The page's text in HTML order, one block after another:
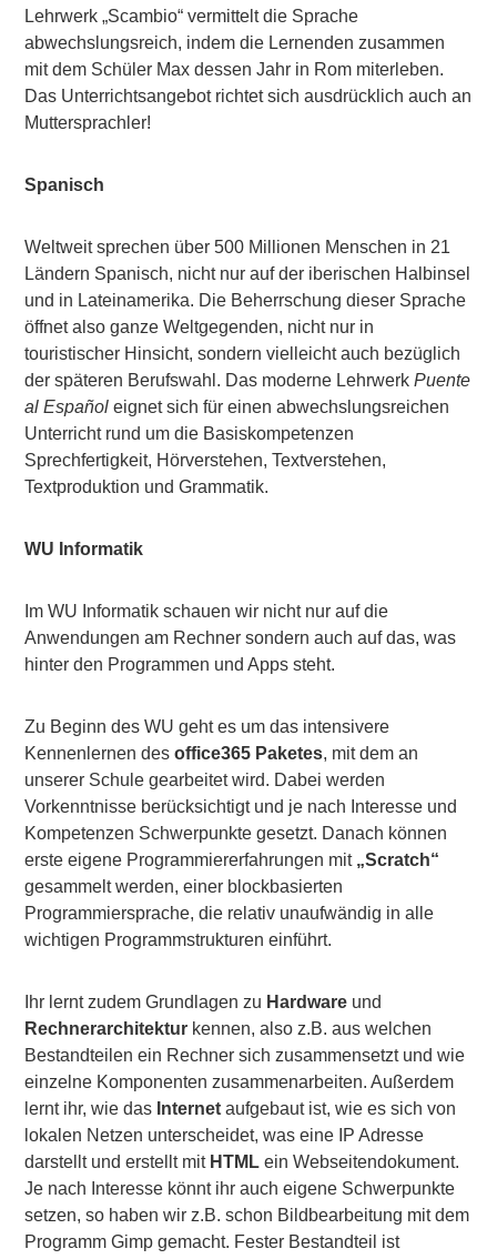
Lehrwerk „Scambio“ vermittelt die Sprache
abwechslungsreich, indem die Lernenden zusammen
mit dem Schüler Max dessen Jahr in Rom miterleben.
Das Unterrichtsangebot richtet sich ausdrücklich auch an
Muttersprachler!
Spanisch
Weltweit sprechen über 500 Millionen Menschen in 21
Ländern Spanisch, nicht nur auf der iberischen Halbinsel
und in Lateinamerika. Die Beherrschung dieser Sprache
öffnet also ganze Weltgegenden, nicht nur in
touristischer Hinsicht, sondern vielleicht auch bezüglich
der späteren Berufswahl. Das moderne LehrwerkPuente
al Español eignet sich für einen abwechslungsreichen
Unterricht rund um die Basiskompetenzen
Sprechfertigkeit, Hörverstehen, Textverstehen,
Textproduktion und Grammatik.
WU Informatik
Im WU Informatik schauen wir nicht nur auf die
Anwendungen am Rechner sondern auch auf das, was
hinter den Programmen und Apps steht.
Zu Beginn des WU geht es um das intensivere
Kennenlernen desoffice365 Paketes, mit dem an
unserer Schule gearbeitet wird. Dabei werden
Vorkenntnisse berücksichtigt und je nach Interesse und
Kompetenzen Schwerpunkte gesetzt. Danach können
erste eigene Programmiererfahrungen mit „Scratch“
gesammelt werden, einer blockbasierten
Programmiersprache, die relativ unaufwändig in alle
wichtigen Programmstrukturen einführt.
Ihr lernt zudem Grundlagen zu Hardware und
Rechnerarchitektur kennen, also z.B. aus welchen
Bestandteilen ein Rechner sich zusammensetzt und wie
einzelne Komponenten zusammenarbeiten. Außerdem
lernt ihr, wie das Internet aufgebaut ist, wie es sich von
lokalen Netzen unterscheidet, was eine IP Adresse
darstellt und erstellt mit HTML ein Webseitendokument.
Je nach Interesse könnt ihr auch eigene Schwerpunkte
setzen, so haben wir z.B. schon Bildbearbeitung mit dem
Programm Gimp gemacht. Fester Bestandteil ist